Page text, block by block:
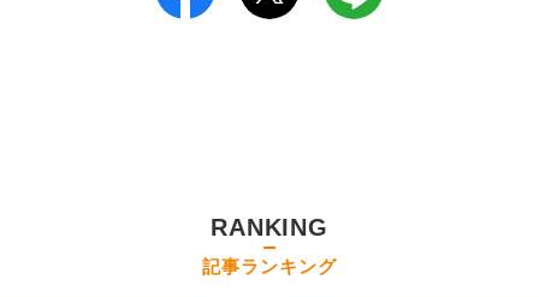
RANKING
記事ランキング